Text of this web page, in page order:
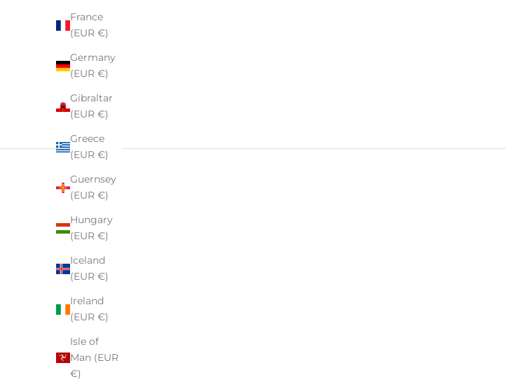
France
(EUR €)
Germany
(EUR €)
Gibraltar
(EUR €)
Greece
(EUR €)
Guernsey
(EUR €)
Hungary
(EUR €)
Iceland
(EUR €)
Ireland
(EUR €)
Isle of
Man (EUR
€)